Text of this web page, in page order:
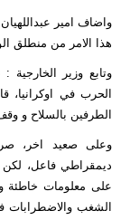
واضاف امير
هذا الامر من منطلق
وتابع وزير
الحرب في اوكرانيا،
الطرفين بالسلاح و
وعلى صعيد اخر،
ديمقراطي فاعل، لكن
على معلومات خاطئة
الشغب والاضطرابات